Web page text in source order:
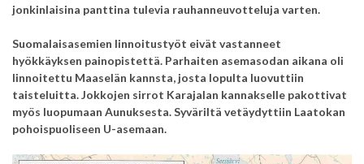
jonkinlaisina panttina tulevia rauhanneuvotteluja varten.
Suomalaisasemien linnoitustyöt eivät vastanneet
hyökkäyksen painopistettä. Parhaiten asemasodan aikana oli
linnoitettu Maaselän kannsta, josta lopulta luovuttiin
taisteluitta. Jokkojen sirrot Karajalan kannakselle pakottivat
myös luopumaan Aunuksesta. Syväriltä vetäydyttiin Laatokan
pohoispuoliseen U-asemaan.